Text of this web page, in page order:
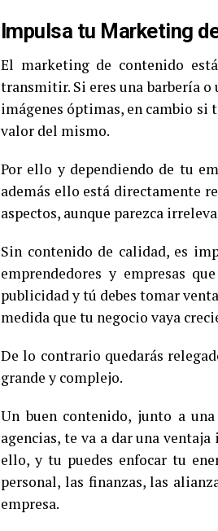
Impulsa tu Marketing
El marketing de contenido
transmitir. Si eres una barbería
imágenes óptimas, en cambio si
valor del mismo.
Por ello y dependiendo de tu
además ello está directamente
aspectos, aunque parezca
Sin contenido de calidad, es
emprendedores y empresas
publicidad y tú debes tomar
medida que tu negocio vaya
De lo contrario quedarás
grande y complejo.
Un buen contenido, junto a una
agencias, te va a dar una
ello, y tu puedes enfocar tu
personal, las finanzas, las
empresa.